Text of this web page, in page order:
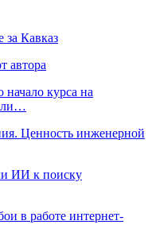
за Кавказ
автора
курса на
Ценность инженерной
ИИ к поиску
в работе интернет-